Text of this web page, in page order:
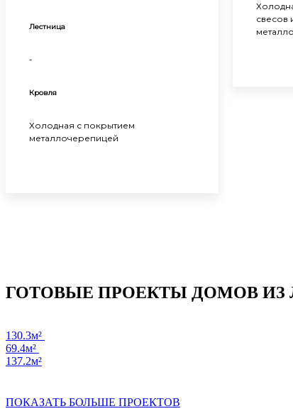
Лестница
-
Кровля
Холодная с покрытием
металлочерепицей
свесов
ГОТОВЫЕ ПРОЕКТЫ ДОМОВ ИЗ
130.3м²
69.4м²
137.2м²
ПОКАЗАТЬ БОЛЬШЕ ПРОЕКТОВ